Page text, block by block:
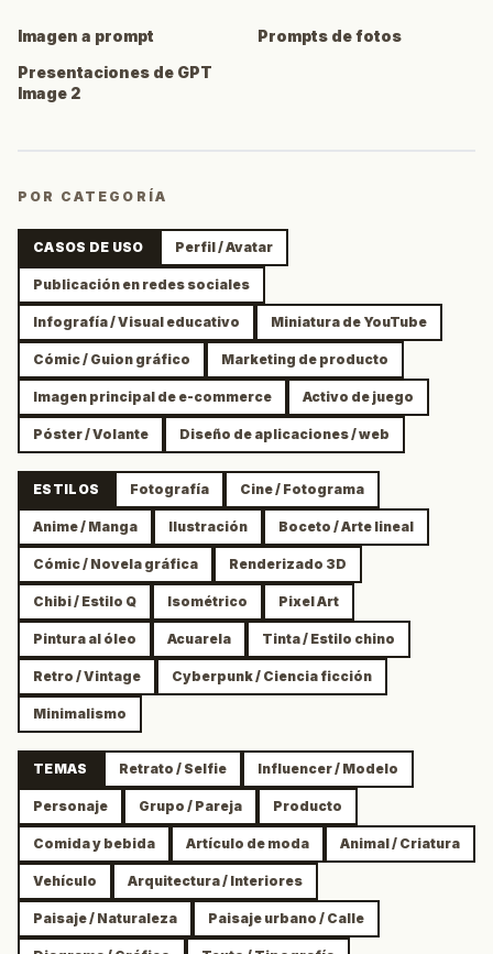
Imagen a prompt
Prompts de fotos
Presentaciones de GPT
Image 2
POR CATEGORÍA
CASOS DE USO Perfil / Avatar
Publicación en redes sociales
Infografía / Visual educativo Miniatura de YouTube
Cómic / Guion gráfico Marketing de producto
Imagen principal de e-commerce Activo de juego
Póster / Volante Diseño de aplicaciones / web
ESTILOS Fotografía Cine / Fotograma
Anime / Manga Ilustración Boceto / Arte lineal
Cómic / Novela gráfica Renderizado 3D
Chibi / Estilo Q Isométrico Pixel Art
Pintura al óleo Acuarela Tinta / Estilo chino
Retro / Vintage Cyberpunk / Ciencia ficción
Minimalismo
TEMAS Retrato / Selfie Influencer / Modelo
Personaje Grupo / Pareja Producto
Comida y bebida Artículo de moda Animal / Criatura
Vehículo Arquitectura / Interiores
Paisaje / Naturaleza Paisaje urbano / Calle